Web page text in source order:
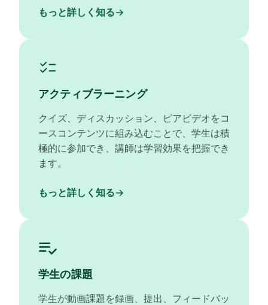
もっと詳しく知る
アクティブラーニング
クイズ、ディスカッション、ピアビデオをコ
ースコンテンツに組み込むことで、学生は積
極的に参加でき、講師は学習効果を把握でき
ます。
もっと詳しく知る
学生の課題
学生が動画課題を録画、提出、フィードバッ